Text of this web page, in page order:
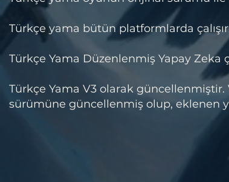
Türkçe yama bütün platformlarda
Türkçe Yama Düzenlenmiş Yapay Zeka
Türkçe Yama V3 olarak
sürümüne güncellenmiş olup, eklenen